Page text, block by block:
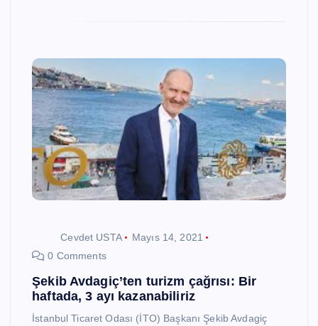
Cevdet USTA
Mayıs 14, 2021
0 Comments
Şekib Avdagiç’ten turizm çağrısı: Bir
haftada, 3 ayı kazanabiliriz
İstanbul Ticaret Odası (İTO) Başkanı Şekib Avdagiç